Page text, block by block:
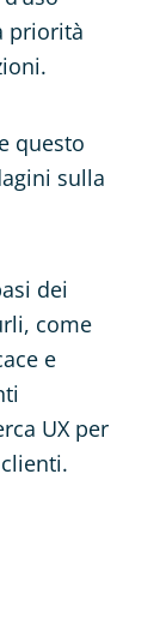
priorità
questo
sulla
dei
come
e
UX per